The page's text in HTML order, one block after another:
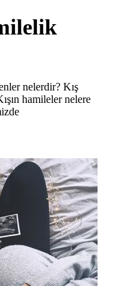
nelerdir? Kış
hamileler nelere